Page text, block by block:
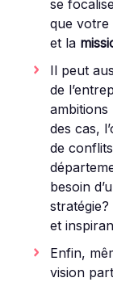
se
que votre
et la
Il peut
de
ambitions
des cas,
de
besoin
et
Enfin,
vision